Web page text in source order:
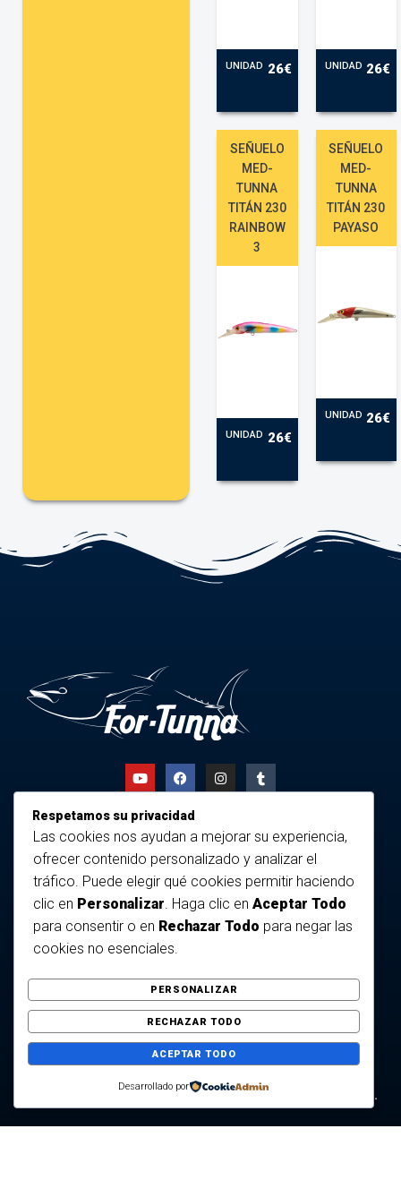
UNIDAD 26€ UNIDAD 26€
SEÑUELO
MED-
TUNNA
TITÁN 230
RAINBOW
3
UNIDAD 26€
SEÑUELO
MED-
TUNNA
TITÁN 230
PAYASO
UNIDAD 26€
Aviso legal
Política de privacidad
Condiciones de ventas
Política de cookies
Documento de Desistimiento
© 2025 Fortunnalures.com. Todos los derechos reservados.
Respetamos su privacidad
Las cookies nos ayudan a mejorar su experiencia,
ofrecer contenido personalizado y analizar el
tráfico. Puede elegir qué cookies permitir haciendo
clic en Personalizar . Haga clic en Aceptar Todo
para consentir o en Rechazar Todo para negar las
cookies no esenciales.
PERSONALIZAR
RECHAZAR TODO
ACEPTAR TODO
Desarrollado por